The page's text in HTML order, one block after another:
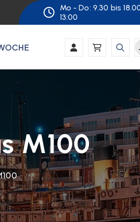
Mo - Do: 9.30 bis
13:00
M100